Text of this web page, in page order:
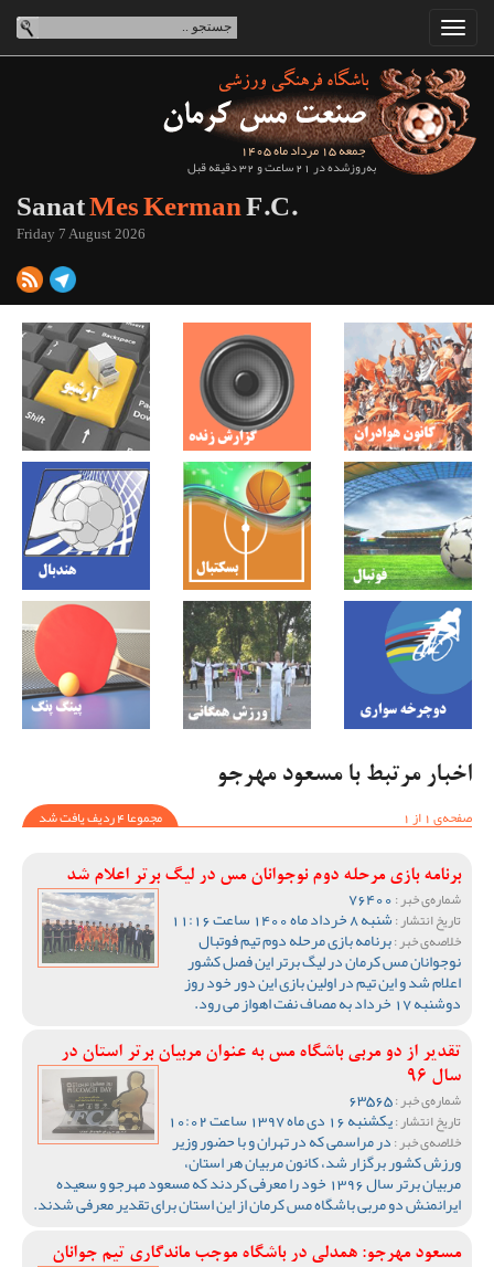
جمعه 15 مرداد ماه 1405
به‌روزشده در 21 ساعت و 32 دقیقه قبل
SanatMes KermanF.C.
Friday 7 August 2026
اخبار مرتبط با مسعود مهرجو
صفحه‌ی 1 از 1
مجموعا 4 ردیف یافت شد
برنامه بازی مرحله دوم نوجوانان مس در لیگ برتر اعلام شد
شماره‌ی خبر :
تاریخ انتشار :شنبه 8 خرداد ماه 1400 ساعت 11:16
خلاصه‌ی خبر :برنامه بازی مرحله دوم تیم فوتبال
نوجوانان مس کرمان در لیگ برتر این فصل کشور
اعلام شد و این تیم در اولین بازی این دور خود روز
دوشنبه 17 خرداد به مصاف نفت اهواز می رود.
تقدیر از دو مربی باشگاه مس به عنوان مربیان برتر استان در
سال 96
شماره‌ی خبر :
تاریخ انتشار :یکشنبه 16 دی ماه 1397 ساعت 10:02
خلاصه‌ی خبر :در مراسمی که در تهران و با حضور وزیر
ورزش کشور برگزار شد، کانون مربیان هر استان،
مربیان برتر سال 1396 خود را معرفی کردند که مسعود مهرجو و سعیده
ایرانمنش دو مربی باشگاه مس کرمان از این استان برای تقدیر معرفی شدند.
مسعود مهرجو: همدلی در باشگاه موجب ماندگاری تیم جوانان